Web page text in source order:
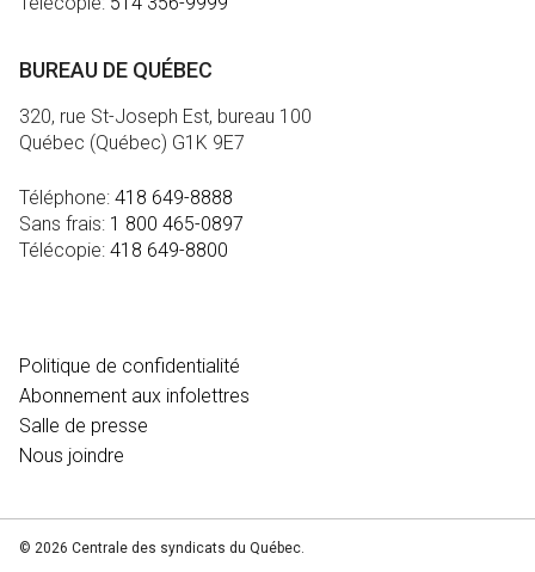
BUREAU DE QUÉBEC
320, rue St-Joseph Est, bureau 100
Québec (Québec) G1K 9E7
Téléphone: 418 649-8888
Sans frais: 1 800 465-0897
Télécopie: 418 649-8800
Politique de confidentialité
Abonnement aux infolettres
Salle de presse
Nous joindre
© 2026 Centrale des syndicats du Québec.